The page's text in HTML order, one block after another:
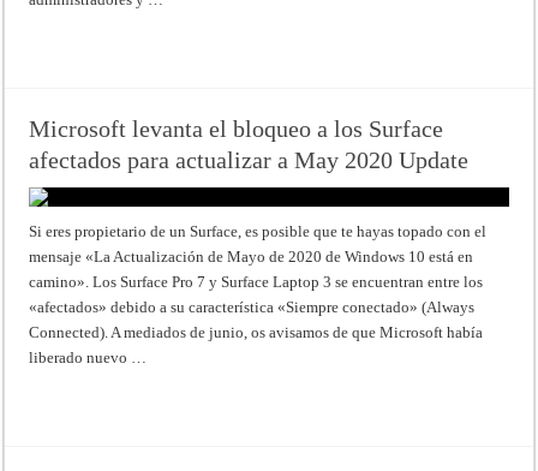
Microsoft levanta el bloqueo a los Surface
afectados para actualizar a May 2020 Update
Si eres propietario de un Surface, es posible que te hayas topado con el
mensaje «La Actualización de Mayo de 2020 de Windows 10 está en
camino». Los Surface Pro 7 y Surface Laptop 3 se encuentran entre los
«afectados» debido a su característica «Siempre conectado» (Always
Connected). A mediados de junio, os avisamos de que Microsoft había
liberado nuevo …